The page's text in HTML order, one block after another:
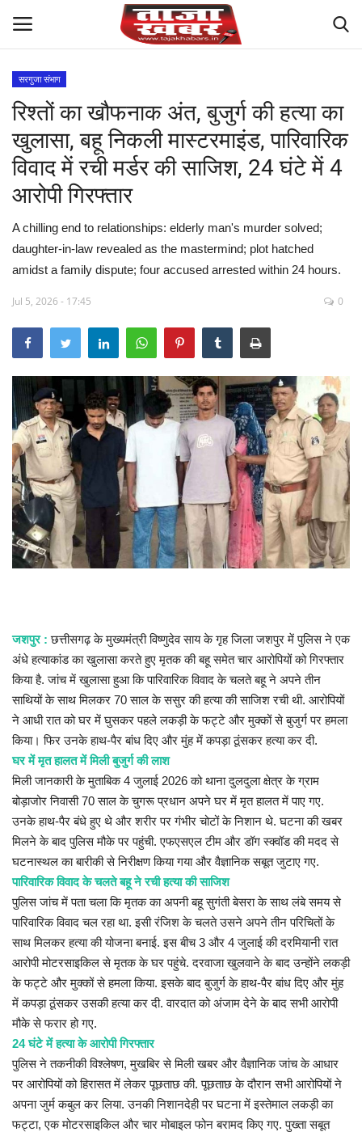
देश
मध्य प्रदेश
विश्व
मुख्य समाचार
विदेश
राष्ट्रीय
खेल
राज्य
व्यापार
संपादकीय
रोजगार
मनोरंजन
मैगज़ीन की लेख
प्रमुख खबर
हेल्थ
Language
English hindi
सरगुजा संभाग
रिश्तों का खौफनाक अंत, बुजुर्ग की हत्या का
खुलासा, बहू निकली मास्टरमाइंड, पारिवारिक
विवाद में रची मर्डर की साजिश, 24 घंटे में 4
आरोपी गिरफ्तार
A chilling end to relationships: elderly man's murder solved;
daughter-in-law revealed as the mastermind; plot hatched
amidst a family dispute; four accused arrested within 24 hours.
Jul 5, 2026 - 17:45 0
जशपुर : छत्तीसगढ़ के मुख्यमंत्री विष्णुदेव साय के गृह जिला जशपुर में पुलिस ने एक
अंधे हत्याकांड का खुलासा करते हुए मृतक की बहू समेत चार आरोपियों को गिरफ्तार
किया है. जांच में खुलासा हुआ कि पारिवारिक विवाद के चलते बहू ने अपने तीन
साथियों के साथ मिलकर 70 साल के ससुर की हत्या की साजिश रची थी. आरोपियों
ने आधी रात को घर में घुसकर पहले लकड़ी के फट्टे और मुक्कों से बुजुर्ग पर हमला
किया। फिर उनके हाथ-पैर बांध दिए और मुंह में कपड़ा ठूंसकर हत्या कर दी.
घर में मृत हालत में मिली बुजुर्ग की लाश
मिली जानकारी के मुताबिक 4 जुलाई 2026 को थाना दुलदुला क्षेत्र के ग्राम
बोड़ाजोर निवासी 70 साल के चुगरू प्रधान अपने घर में मृत हालत में पाए गए.
उनके हाथ-पैर बंधे हुए थे और शरीर पर गंभीर चोटों के निशान थे. घटना की खबर
मिलने के बाद पुलिस मौके पर पहुंची. एफएसएल टीम और डॉग स्क्वॉड की मदद से
घटनास्थल का बारीकी से निरीक्षण किया गया और वैज्ञानिक सबूत जुटाए गए.
पारिवारिक विवाद के चलते बहू ने रची हत्या की साजिश
पुलिस जांच में पता चला कि मृतक का अपनी बहू सुगंती बेसरा के साथ लंबे समय से
पारिवारिक विवाद चल रहा था. इसी रंजिश के चलते उसने अपने तीन परिचितों के
साथ मिलकर हत्या की योजना बनाई. इस बीच 3 और 4 जुलाई की दरमियानी रात
आरोपी मोटरसाइकिल से मृतक के घर पहुंचे. दरवाजा खुलवाने के बाद उन्होंने लकड़ी
के फट्टे और मुक्कों से हमला किया. इसके बाद बुजुर्ग के हाथ-पैर बांध दिए और मुंह
में कपड़ा ठूंसकर उसकी हत्या कर दी. वारदात को अंजाम देने के बाद सभी आरोपी
मौके से फरार हो गए.
24 घंटे में हत्या के आरोपी गिरफ्तार
पुलिस ने तकनीकी विश्लेषण, मुखबिर से मिली खबर और वैज्ञानिक जांच के आधार
पर आरोपियों को हिरासत में लेकर पूछताछ की. पूछताछ के दौरान सभी आरोपियों ने
अपना जुर्म कबुल कर लिया. उनकी निशानदेही पर घटना में इस्तेमाल लकड़ी का
फट्टा, एक मोटरसाइकिल और चार मोबाइल फोन बरामद किए गए. पुख्ता सबूत